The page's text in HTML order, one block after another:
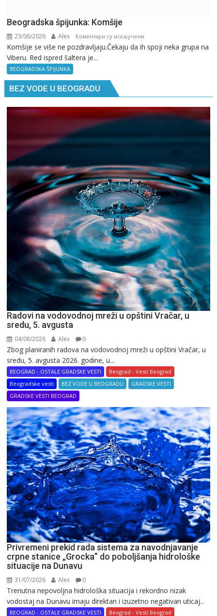
Beogradska špijunka: Komšije
23/06/2026 Alex Коментари су искључени
Beogradska
Komšije se više ne pozdravljaju.Čekaju da ih spoji neka grupa na
Viberu. Red ispred šaltera je...
BEOGRADSKA ŠPIJUNKA
BEZ VODE U BEOGRADU
Radovi na vodovodnoj mreži u opštini Vračar, u
sredu, 5. avgusta
04/08/2026 Alex 0
Zbog planiranih radova na vodovodnoj mreži u opštini Vračar, u
sredu, 5. avgusta 2026. godine, u...
BEOGRAD - OSTALE GRADSKE VESTI
Beograd - Vesti Beograd
Beogradske vesti
BEZ VODE U BEOGRADU
GRADSKE VESTI
GRADSKE VESTI BEOGRAD
Privremeni prekid rada sistema za navodnjavanje
crpne stanice „Grocka” do poboljšanja hidrološke
situacije na Dunavu
31/07/2026 Alex 0
Trenutna nepovoljna hidrološka situacija i rekordno nizak
vodostaj na Dunavu imaju direktan i izuzetno negativan uticaj...
BEOGRAD - OSTALE GRADSKE VESTI Beograd - Vesti Beograd